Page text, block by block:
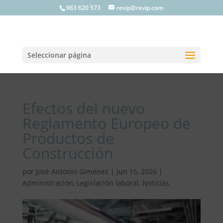
963 620 573 revip@revip.com
Seleccionar página
Efectos del nuevo
Reglamento Europeo de
Productos de
Construcción
por José Antonio Giménez | Jun 15, 2026 |
Administración, Legislación laboral, Noticias